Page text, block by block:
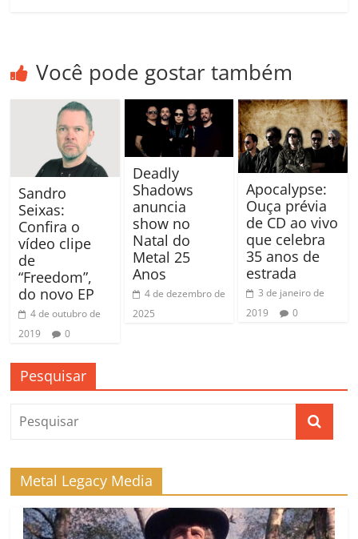
Você pode gostar também
Sandro
Seixas:
Confira o
vídeo clipe
de
“Freedom”,
do novo EP
4 de outubro de
2019
0
Deadly
Shadows
anuncia
show no
Natal do
Metal 25
Anos
4 de dezembro de
2025
Apocalypse:
Ouça prévia
de CD ao vivo
que celebra
35 anos de
estrada
3 de janeiro de
2019
0
Pesquisar
Metal Legacy Media